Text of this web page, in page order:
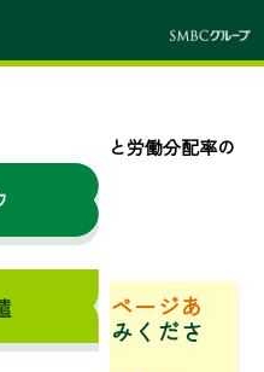
要員計画と労働分配率の
ク）専用ページあ
らお申込みくださ